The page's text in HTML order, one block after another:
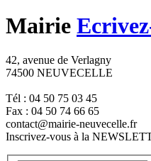
Mairie
42, avenue de Verlagny
74500 NEUVECELLE
Tél : 04 50 75 03 45
Fax : 04 50 74 66 65
contact@mairie-neuvecelle.fr
Inscrivez-vous à la